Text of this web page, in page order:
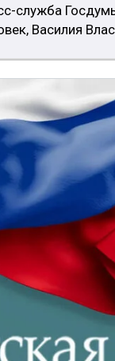
служба
Василия